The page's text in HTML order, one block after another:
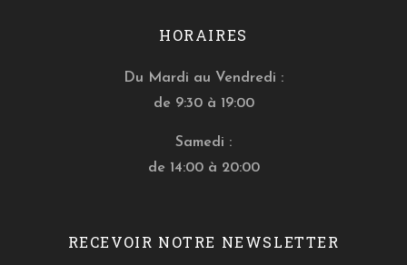
HORAIRES
Du Mardi au Vendredi :
de 9:30 à 19:00
Samedi :
de 14:00 à 20:00
RECEVOIR NOTRE NEWSLETTER